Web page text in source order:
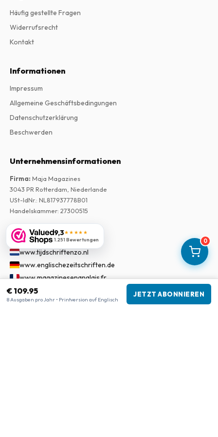
0
€ 109.95
8 Ausgaben pro Jahr • Printversion auf Englisch
JETZT ABONNIEREN
9,3★★★★★
1.251 Bewertungen
Häufig gestellte Fragen
Widerrufsrecht
Kontakt
Informationen
Impressum
Allgemeine Geschäftsbedingungen
Datenschutzerklärung
Beschwerden
Unternehmensinformationen
Firma: Maja Magazines
3043 PR Rotterdam, Niederlande
USt-IdNr.: NL817937778B01
Handelskammer: 27300515
Unsere Shops
www.tijdschriftenzo.nl
www.englischezeitschriften.de
www.magazinesenanglais.fr
www.rivisteininglese.it
www.papermagazines.com